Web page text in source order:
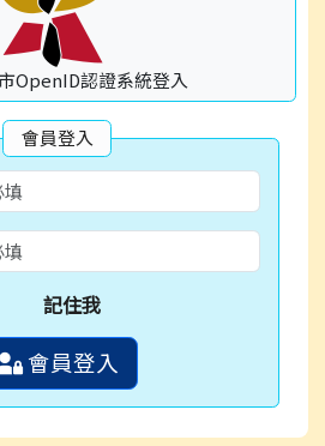
OpenID認證系統登入
會員登入
記住我
會員登入